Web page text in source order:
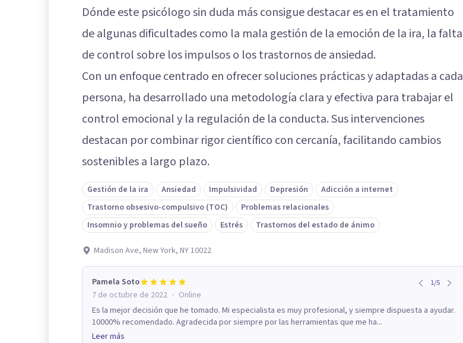
Dónde este psicólogo sin duda más consigue destacar es en el tratamiento
de algunas dificultades como la mala gestión de la emoción de la ira, la falta
de control sobre los impulsos o los trastornos de ansiedad.
Con un enfoque centrado en ofrecer soluciones prácticas y adaptadas a cada
persona, ha desarrollado una metodología clara y efectiva para trabajar el
control emocional y la regulación de la conducta. Sus intervenciones
destacan por combinar rigor científico con cercanía, facilitando cambios
sostenibles a largo plazo.
Gestión de la ira Ansiedad Impulsividad Depresión
Adicción a internet
Trastorno obsesivo-compulsivo (TOC)
Problemas relacionales
Insomnio y problemas del sueño
Estrés Trastornos del estado de ánimo
Madison Ave, New York, NY 10022
Pamela Soto 1/5
7 de octubre de 2022 · Online
Es la mejor decisión que he tomado. Mi especialista es muy profesional, y siempre dispuesta a ayudar.
10000% recomendado. Agradecida por siempre por las herramientas que me ha...
Leer más